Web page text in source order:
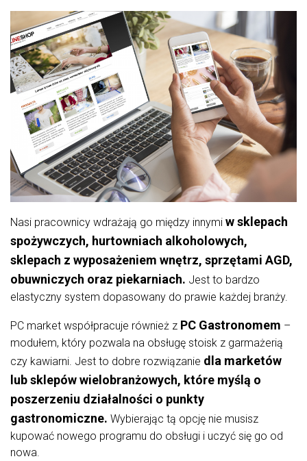
Nasi pracownicy wdrażają go między innymi w sklepach
spożywczych, hurtowniach alkoholowych,
sklepach z wyposażeniem wnętrz, sprzętami AGD,
obuwniczych oraz piekarniach. Jest to bardzo
elastyczny system dopasowany do prawie każdej branży.
PC market współpracuje również z PC Gastronomem –
modułem, który pozwala na obsługę stoisk z garmażerią
czy kawiarni. Jest to dobre rozwiązanie dla marketów
lub sklepów wielobranżowych, które myślą o
poszerzeniu działalności o punkty
gastronomiczne. Wybierając tą opcję nie musisz
kupować nowego programu do obsługi i uczyć się go od
nowa.